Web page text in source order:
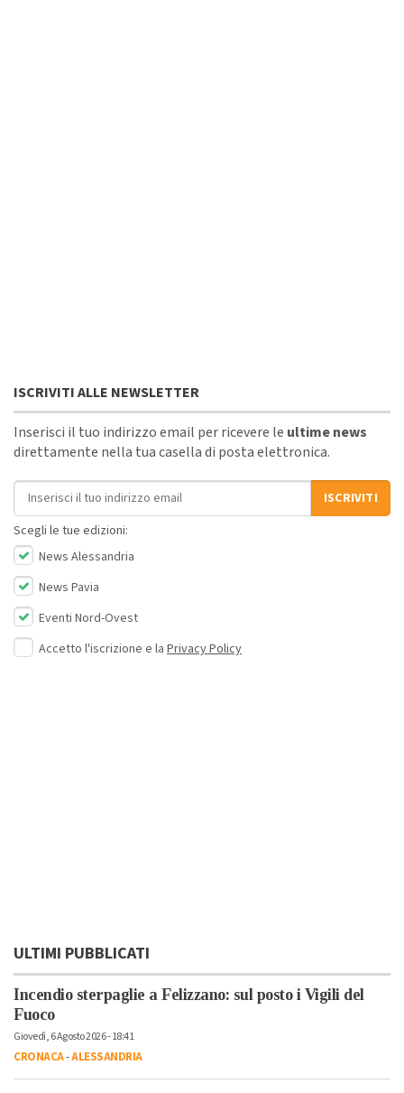
ISCRIVITI ALLE NEWSLETTER
Inserisci il tuo indirizzo email per ricevere le ultime news
direttamente nella tua casella di posta elettronica.
Indirizzo email
ISCRIVITI
Scegli le tue edizioni:
News Alessandria
News Pavia
Eventi Nord-Ovest
Accetto l'iscrizione e la Privacy Policy
ULTIMI PUBBLICATI
Incendio sterpaglie a Felizzano: sul posto i Vigili del
Fuoco
Giovedì, 6 Agosto 2026 - 18:41
CRONACA-ALESSANDRIA